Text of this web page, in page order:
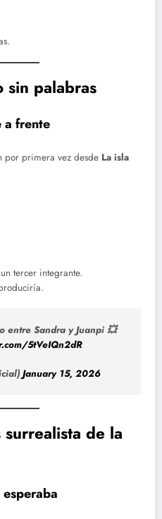
sin palabras
a frente
por primera vez desde La isla
tercer integrante.
entre Sandra y Juanpi 💥
5tVeIQn2dR
January 15, 2026
de la